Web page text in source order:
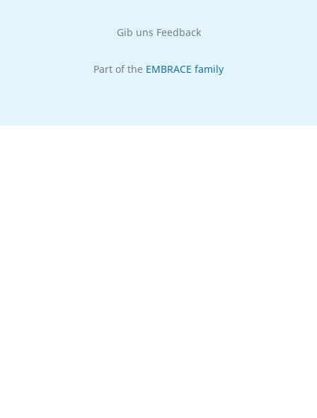
Gib uns Feedback
Part of the EMBRACE family